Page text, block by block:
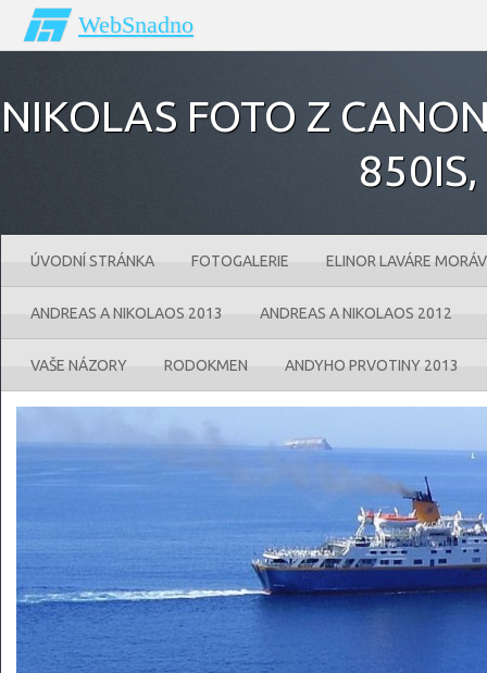
WebSnadno
NIKOLAS FOTO Z
ÚVODNÍ STRÁNKA FOTOGALERIE ELINOR LAVÁRE
ANDREAS A NIKOLAOS 2013 ANDREAS A NIKOLAOS 2012
VAŠE NÁZORY RODOKMEN ANDYHO PRVOTINY 2013